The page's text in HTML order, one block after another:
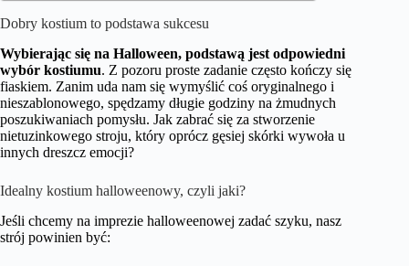
Dobry kostium to podstawa sukcesu
Wybierając się na Halloween, podstawą jest odpowiedni
wybór kostiumu. Z pozoru proste zadanie często kończy się
fiaskiem. Zanim uda nam się wymyślić coś oryginalnego i
nieszablonowego, spędzamy długie godziny na żmudnych
poszukiwaniach pomysłu. Jak zabrać się za stworzenie
nietuzinkowego stroju, który oprócz gęsiej skórki wywoła u
innych dreszcz emocji?
Idealny kostium halloweenowy, czyli jaki?
Jeśli chcemy na imprezie halloweenowej zadać szyku, nasz
strój powinien być: